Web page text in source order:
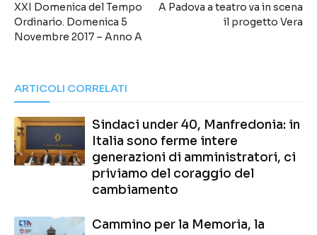
XXI Domenica del Tempo
Ordinario. Domenica 5
Novembre 2017 – Anno A
A Padova a teatro va in scena
il progetto Vera
ARTICOLI CORRELATI
Sindaci under 40, Manfredonia: in
Italia sono ferme intere
generazioni di amministratori, ci
priviamo del coraggio del
cambiamento
Cammino per la Memoria, la